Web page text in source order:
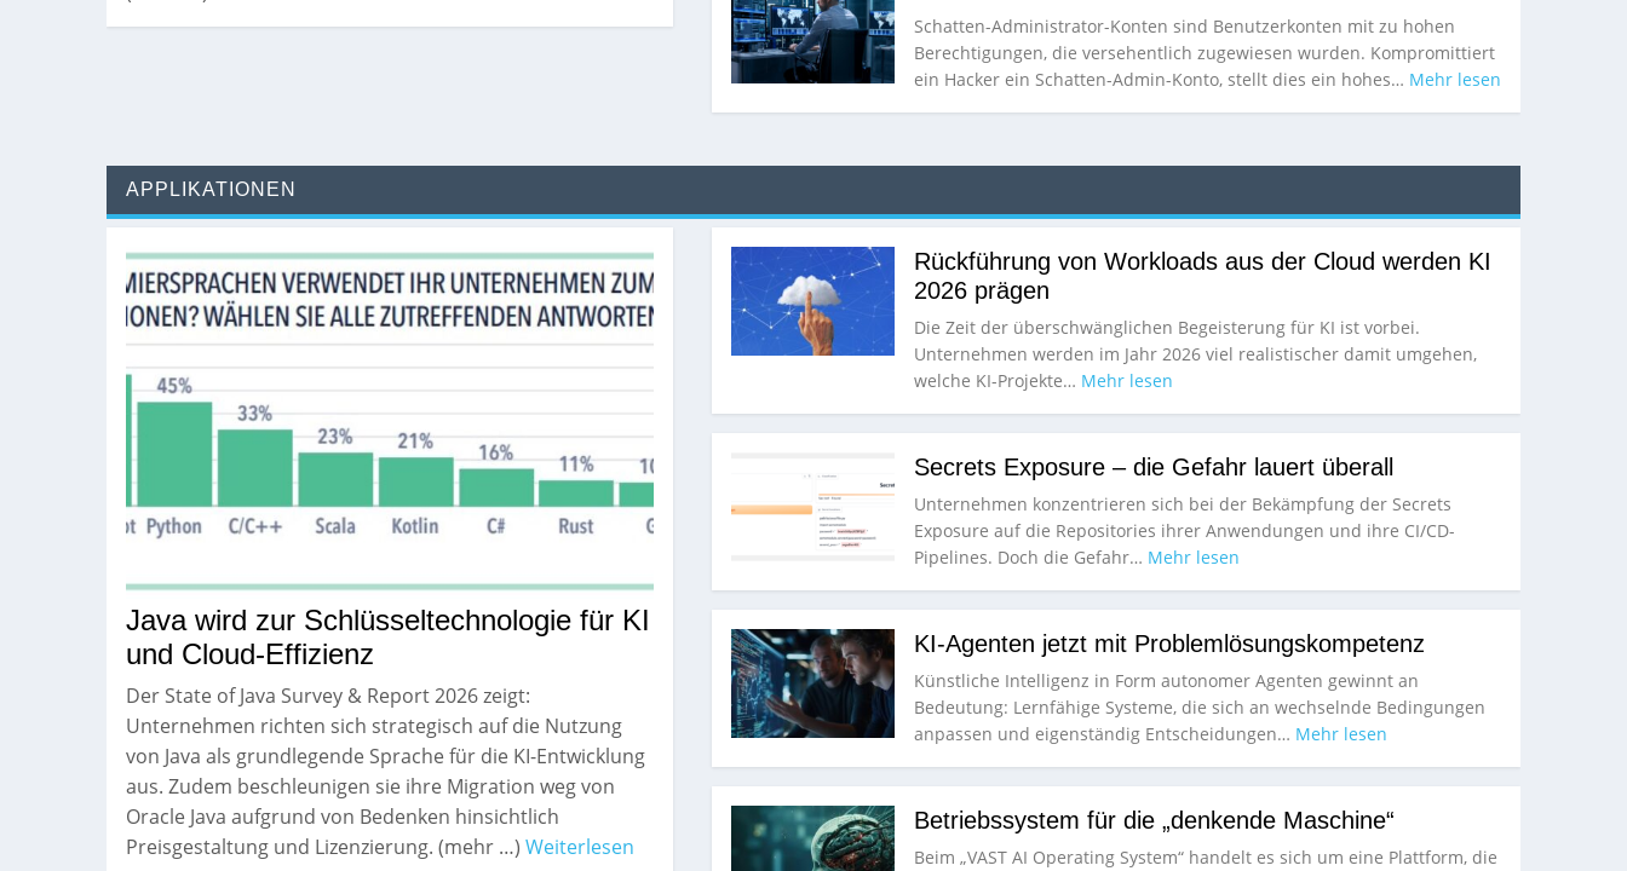
Schatten-Administrator-Konten sind Benutzerkonten mit zu hohen
Berechtigungen, die versehentlich zugewiesen wurden. Kompromittiert
ein Hacker ein Schatten-Admin-Konto, stellt dies ein hohes… Mehr lesen
APPLIKATIONEN
Java wird zur Schlüsseltechnologie für KI
und Cloud-Effizienz
Der State of Java Survey & Report 2026 zeigt:
Unternehmen richten sich strategisch auf die Nutzung
von Java als grundlegende Sprache für die KI-Entwicklung
aus. Zudem beschleunigen sie ihre Migration weg von
Oracle Java aufgrund von Bedenken hinsichtlich
Preisgestaltung und Lizenzierung. (mehr …) Weiterlesen
Rückführung von Workloads aus der Cloud werden KI
2026 prägen
Die Zeit der überschwänglichen Begeisterung für KI ist vorbei.
Unternehmen werden im Jahr 2026 viel realistischer damit umgehen,
welche KI-Projekte… Mehr lesen
Secrets Exposure – die Gefahr lauert überall
Unternehmen konzentrieren sich bei der Bekämpfung der Secrets
Exposure auf die Repositories ihrer Anwendungen und ihre CI/CD-
Pipelines. Doch die Gefahr… Mehr lesen
KI-Agenten jetzt mit Problemlösungskompetenz
Künstliche Intelligenz in Form autonomer Agenten gewinnt an
Bedeutung: Lernfähige Systeme, die sich an wechselnde Bedingungen
anpassen und eigenständig Entscheidungen… Mehr lesen
Betriebssystem für die „denkende Maschine“
Beim „VAST AI Operating System“ handelt es sich um eine Plattform, die